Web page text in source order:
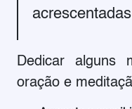
Dedicar alguns
oração e